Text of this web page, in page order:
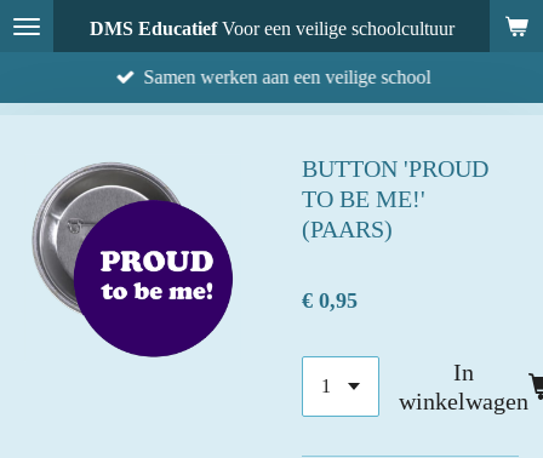
Ga
direct
DMS EducatiefVoor een veilige schoolcultuur
Samen werken aan een veilige school
BUTTON 'PROUD
TO BE ME!'
(PAARS)
€ 0,95
In
winkelwagen